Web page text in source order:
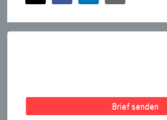
Brief senden